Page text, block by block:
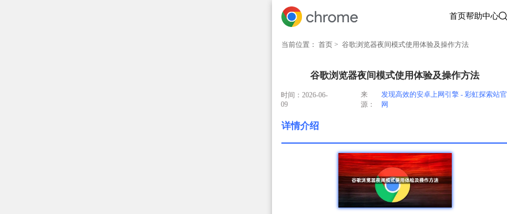
首页帮助中心
当前位置： 首页 > 谷歌浏览器夜间模式使用体验及操作方法
谷歌浏览器夜间模式使用体验及操作方法
时间：2026-06-
09
来
源：
发现高效的安卓上网引擎 - 彩虹探索站官
网
详情介绍